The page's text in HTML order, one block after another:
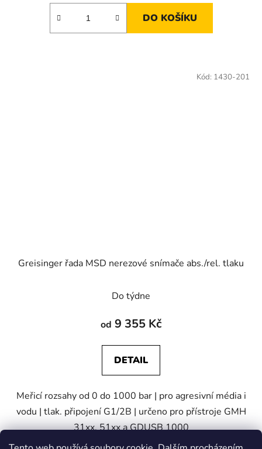
4,5
DO KOŠÍKU
Greisinger řada MSD nerezové snímače abs./rel. tlaku
Do týdne
od 9 355 Kč
DETAIL
Meřicí rozsahy od 0 do 1000 bar | pro agresivní média i
vodu | tlak. připojení G1/2B | určeno pro přístroje GMH
31xx, 51xx a GDUSB 1000
Kód: 1430-201